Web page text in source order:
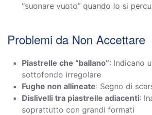
“suonare vuoto” quando lo si
Problemi da Non Accettare
Piastrelle che “ballano”: Indicano
sottofondo irregolare
Fughe non allineate: Segno di
Dislivelli tra piastrelle adiacenti:
soprattutto con grandi formati